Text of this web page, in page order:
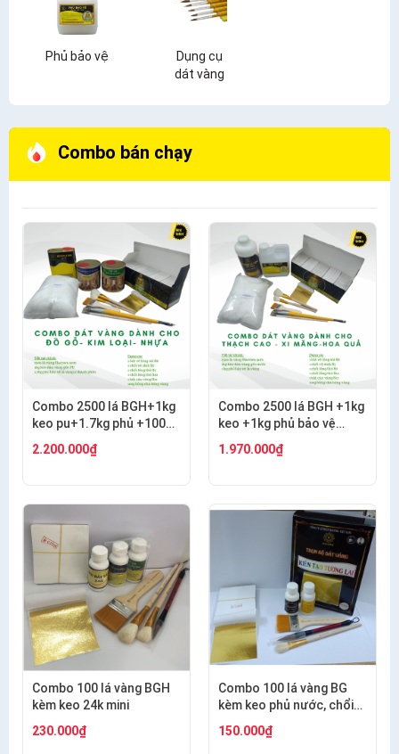
Phủ bảo vệ
Dụng cụ
dát vàng
Combo bán chạy
Combo 2500 lá BGH+1kg
keo pu+1.7kg phủ +100g
ngắn s12+s7 cước
2.200.000₫
Combo 2500 lá BGH +1kg
keo +1kg phủ bảo vệ
cán vàng S12+ nhọn
1.970.000₫
Combo 100 lá vàng BGH
kèm keo 24k mini
230.000₫
Combo 100 lá vàng BG
kèm keo phủ nước, chổi
tạo
150.000₫